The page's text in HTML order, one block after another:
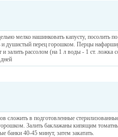
мелко нашинковать капусту, посолить
и душистый перец горошком. Перцы
залить рассолом (на 1 л воды - 1 ст. ложка
сложить в подготовленные
Залить баклажаны кипящим
банки 40-45 минут, затем закатать.